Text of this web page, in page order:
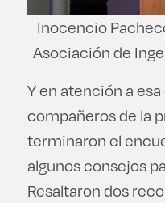
Inocencio
Asociación de
Y en atención a
compañeros de la
terminaron el
algunos consejos
Resaltaron dos